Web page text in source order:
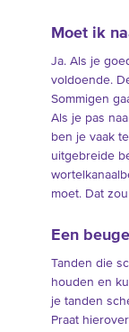
Moet ik
Ja. Als je
voldoende.
Sommigen
Als je pas
ben je vaak
uitgebreide
moet. Dat
Een
Tanden die
houden en
je tanden
Praat